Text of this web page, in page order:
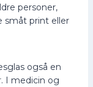
personer,
småt print eller
også en
I medicin og